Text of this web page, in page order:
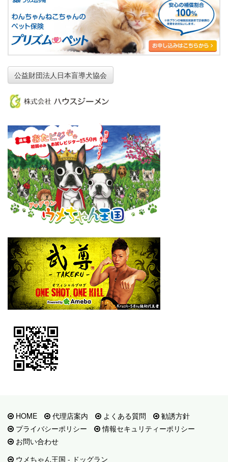
公益財団法人日本盲導犬協会
HOME 代理店案内 よくある質問
勧誘方針
プライバシーポリシー
情報セキュリティーポリシー
お問い合わせ
ウメちゃん王国 - ドッグラン